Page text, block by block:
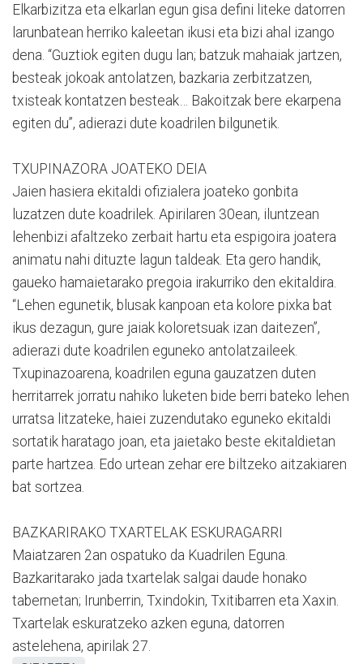
Elkarbizitza eta elkarlan egun gisa defini liteke datorren
larunbatean herriko kaleetan ikusi eta bizi ahal izango
dena. “Guztiok egiten dugu lan; batzuk mahaiak jartzen,
besteak jokoak antolatzen, bazkaria zerbitzatzen,
txisteak kontatzen besteak… Bakoitzak bere ekarpena
egiten du”, adierazi dute koadrilen bilgunetik.
TXUPINAZORA JOATEKO DEIA
Jaien hasiera ekitaldi ofizialera joateko gonbita
luzatzen dute koadrilek. Apirilaren 30ean, iluntzean
lehenbizi afaltzeko zerbait hartu eta espigoira joatera
animatu nahi dituzte lagun taldeak. Eta gero handik,
gaueko hamaietarako pregoia irakurriko den ekitaldira.
“Lehen egunetik, blusak kanpoan eta kolore pixka bat
ikus dezagun, gure jaiak koloretsuak izan daitezen”,
adierazi dute koadrilen eguneko antolatzaileek.
Txupinazoarena, koadrilen eguna gauzatzen duten
herritarrek jorratu nahiko luketen bide berri bateko lehen
urratsa litzateke, haiei zuzendutako eguneko ekitaldi
sortatik haratago joan, eta jaietako beste ekitaldietan
parte hartzea. Edo urtean zehar ere biltzeko aitzakiaren
bat sortzea.
BAZKARIRAKO TXARTELAK ESKURAGARRI
Maiatzaren 2an ospatuko da Kuadrilen Eguna.
Bazkaritarako jada txartelak salgai daude honako
tabernetan; Irunberrin, Txindokin, Txitibarren eta Xaxin.
Txartelak eskuratzeko azken eguna, datorren
astelehena, apirilak 27.